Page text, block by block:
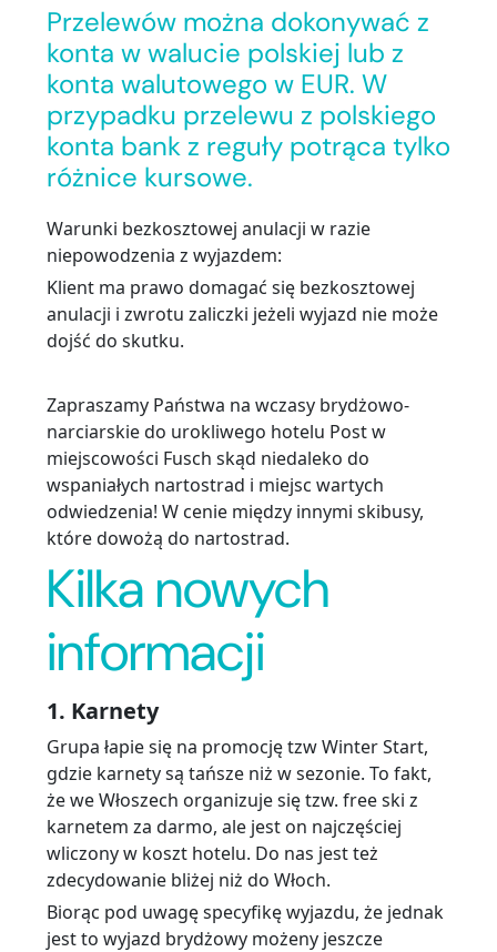
Przelewów można dokonywać z
konta w walucie polskiej lub z
konta walutowego w EUR. W
przypadku przelewu z polskiego
konta bank z reguły potrąca tylko
różnice kursowe.
Warunki bezkosztowej anulacji w razie
niepowodzenia z wyjazdem:
Klient ma prawo domagać się bezkosztowej
anulacji i zwrotu zaliczki jeżeli wyjazd nie może
dojść do skutku.
Zapraszamy Państwa na wczasy brydżowo-
narciarskie do urokliwego hotelu Post w
miejscowości Fusch skąd niedaleko do
wspaniałych nartostrad i miejsc wartych
odwiedzenia! W cenie między innymi skibusy,
które dowożą do nartostrad.
Kilka nowych
informacji
1. Karnety
Grupa łapie się na promocję tzw Winter Start,
gdzie karnety są tańsze niż w sezonie. To fakt,
że we Włoszech organizuje się tzw. free ski z
karnetem za darmo, ale jest on najczęściej
wliczony w koszt hotelu. Do nas jest też
zdecydowanie bliżej niż do Włoch.
Biorąc pod uwagę specyfikę wyjazdu, że jednak
jest to wyjazd brydżowy możeny jeszcze